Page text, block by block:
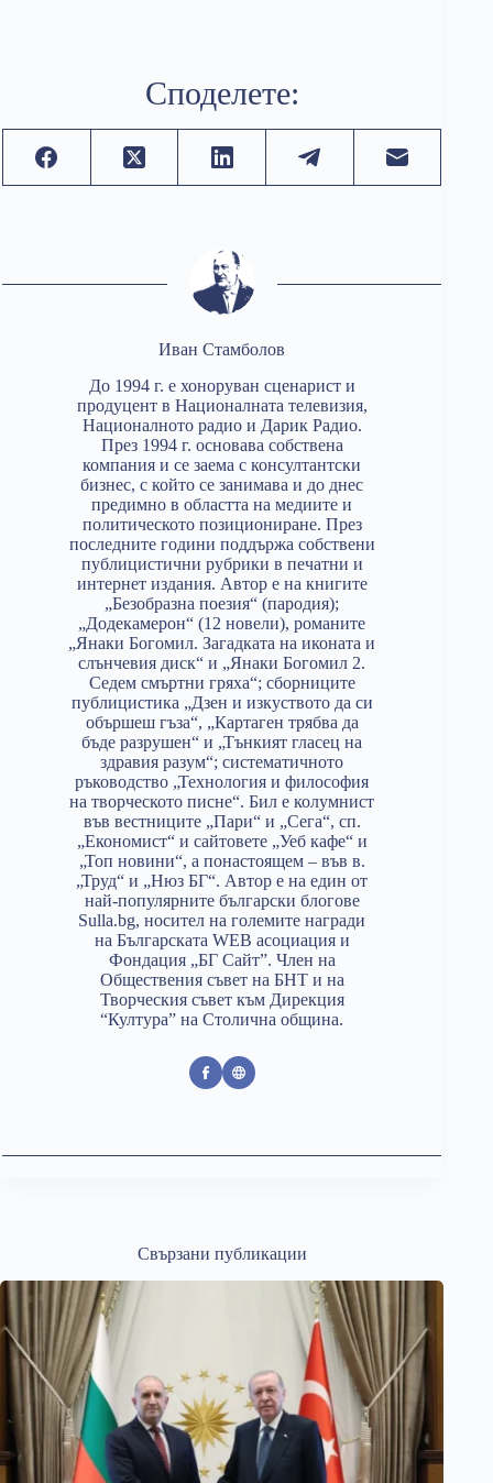
Споделете:
Иван Стамболов
До 1994 г. е хоноруван сценарист и
продуцент в Националната телевизия,
Националното радио и Дарик Радио.
През 1994 г. основава собствена
компания и се заема с консултантски
бизнес, с който се занимава и до днес
предимно в областта на медиите и
политическото позициониране. През
последните години поддържа собствени
публицистични рубрики в печатни и
интернет издания. Автор е на книгите
„Безобразна поезия“ (пародия);
„Додекамерон“ (12 новели), романите
„Янаки Богомил. Загадката на иконата и
слънчевия диск“ и „Янаки Богомил 2.
Седем смъртни гряха“; сборниците
публицистика „Дзен и изкуството да си
обършеш гъза“, „Картаген трябва да
бъде разрушен“ и „Тънкият гласец на
здравия разум“; систематичното
ръководство „Технология и философия
на творческото писне“. Бил е колумнист
във вестниците „Пари“ и „Сега“, сп.
„Економист“ и сайтовете „Уеб кафе“ и
„Топ новини“, а понастоящем – във в.
„Труд“ и „Нюз БГ“. Автор е на един от
най-популярните български блогове
Sulla.bg, носител на големите награди
на Българската WEB асоциация и
Фондация „БГ Сайт”. Член на
Обществения съвет на БНТ и на
Творческия съвет към Дирекция
“Култура” на Столична община.
Свързани публикации